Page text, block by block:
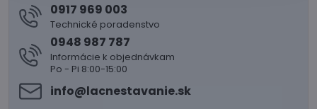
0917 969 003
Technické poradenstvo
0948 987 787
Informácie k objednávkam
Po - Pi 8:00-15:00
info​@lacnestavanie​.sk